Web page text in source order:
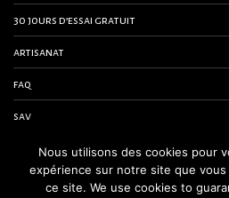
30 jours d’essai gratuit
artisanat
faq
sav
contactez-nous
conditions générales de vente
Nous utilisons des cookies pour
expérience sur notre site que
ce site. We use cookies to